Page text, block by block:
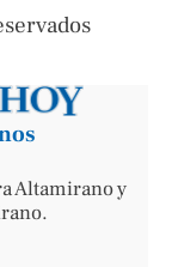
Altamirano y